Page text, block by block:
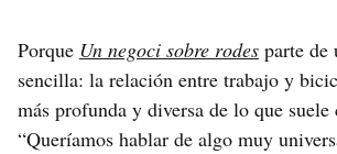
Porque Un negoci sobre rodes parte de
sencilla: la relación entre trabajo y
más profunda y diversa de lo que suele
“Queríamos hablar de algo muy